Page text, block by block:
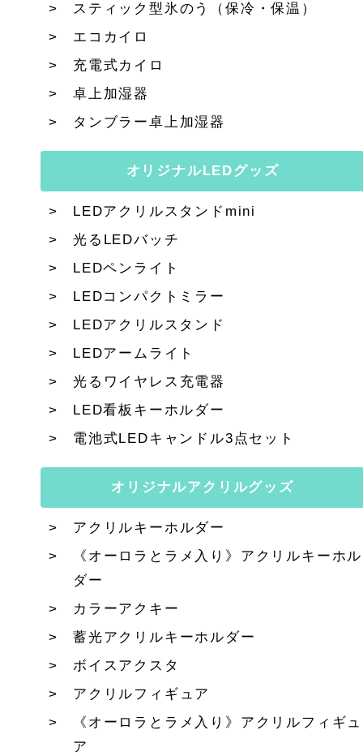
スティック型氷のう（保冷・保温）
エコカイロ
充電式カイロ
卓上加湿器
タンブラー卓上加湿器
オリジナルLEDグッズ
LEDアクリルスタンドmini
光るLEDバッチ
LEDペンライト
LEDコンパクトミラー
LEDアクリルスタンド
LEDアームライト
光るワイヤレス充電器
LED看板キーホルダー
電池式LEDキャンドル3点セット
オリジナルアクリルグッズ
アクリルキーホルダー
《オーロラとラメ入り》アクリルキーホル
ダー
カラーアクキー
蓄光アクリルキーホルダー
ボイスアクスタ
アクリルフィギュア
《オーロラとラメ入り》アクリルフィギュ
ア